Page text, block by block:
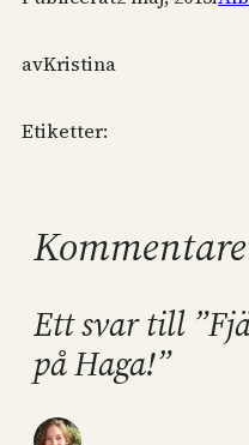
avKristina
Etiketter:
Ett svar till
på Haga!”